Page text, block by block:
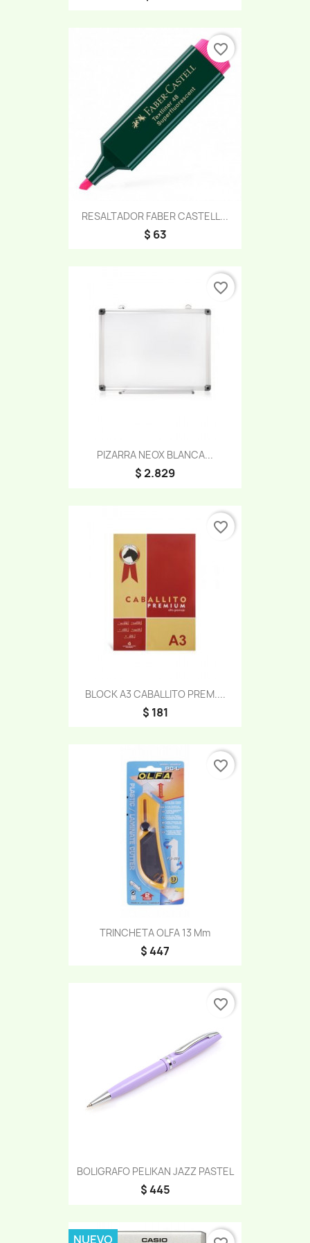
RESALTADOR FABER CASTELL...
$ 63
favorite_border
PIZARRA NEOX BLANCA...
$ 2.829
favorite_border
BLOCK A3 CABALLITO PREM....
$ 181
favorite_border
TRINCHETA OLFA 13 Mm
$ 447
favorite_border
BOLIGRAFO PELIKAN JAZZ PASTEL
$ 445
favorite_border
NUEVO